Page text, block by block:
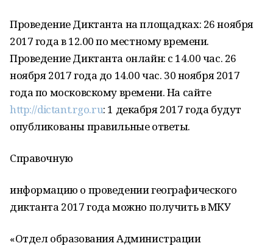
Проведение Диктанта на площадках: 26 ноября
2017 года в 12.00 по местному времени.
Проведение Диктанта онлайн: с 14.00 час. 26
ноября 2017 года до 14.00 час. 30 ноября 2017
года по московскому времени. На сайте
http://dictant.rgo.ru: 1 декабря 2017 года будут
опубликованы правильные ответы.
Справочную
информацию о проведении географического
диктанта 2017 года можно получить в МКУ
«Отдел образования Администрации